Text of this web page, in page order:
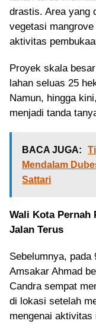
drastis. Area yang
vegetasi
aktivitas
Proyek skala
lahan seluas 25
Namun, hingga
menjadi tanda
BACA JUGA:
Mendalam
Sattari
Wali Kota Pernah
Jalan Terus
Sebelumnya, pada
Amsakar Ahmad
Candra sempat
di lokasi setelah
mengenai aktivitas